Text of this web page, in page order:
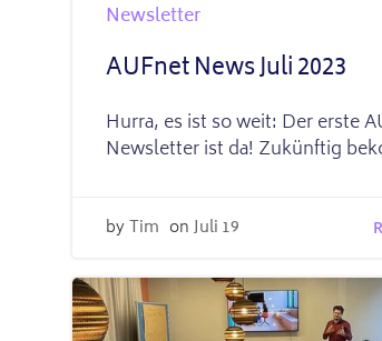
Newsletter
AUFnet News Juli 2023
Hurra, es ist so weit: Der erste
Newsletter ist da! Zukünftig
byTim on Juli 19